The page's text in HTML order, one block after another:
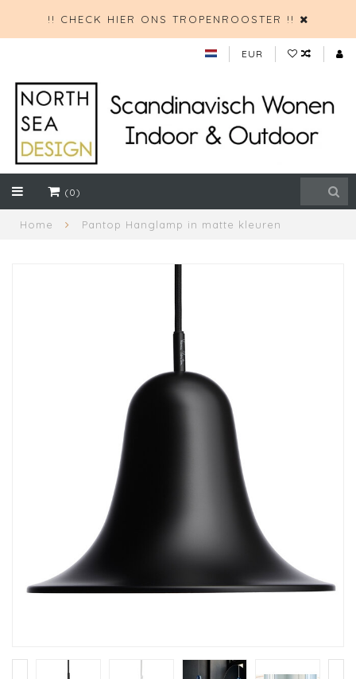
!! CHECK HIER ONS TROPENROOSTER !!
EUR
(0)
Home Pantop Hanglamp in matte kleuren